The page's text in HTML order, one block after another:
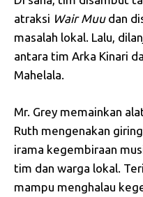
atraksi Wair Muudan
masalah lokal. Lalu,
antara tim Arka Kinari
Mahelala.
Mr. Grey memainkan
Ruth mengenakan
irama kegembiraan
tim dan warga lokal.
mampu menghalau